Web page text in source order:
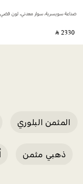
‎ ⃁ ⁦2330⁩ ‎
المثمن البلوري
ذهبي مثمن